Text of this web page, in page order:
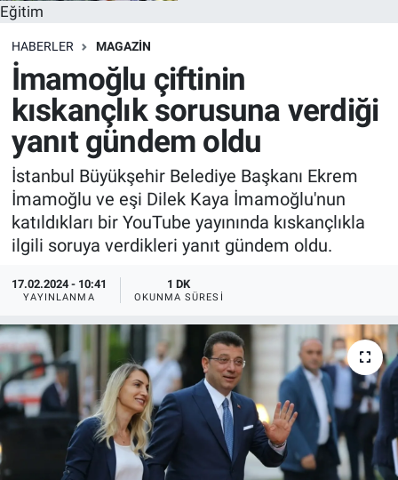
Eğitim
HABERLER MAGAZIN
İmamoğlu çiftinin
kıskançlık sorusuna verdiği
yanıt gündem oldu
İstanbul Büyükşehir Belediye Başkanı Ekrem
İmamoğlu ve eşi Dilek Kaya İmamoğlu'nun
katıldıkları bir YouTube yayınında kıskançlıkla
ilgili soruya verdikleri yanıt gündem oldu.
17.02.2024 - 10:41
YAYINLANMA
1 DK
OKUNMA SÜRESI